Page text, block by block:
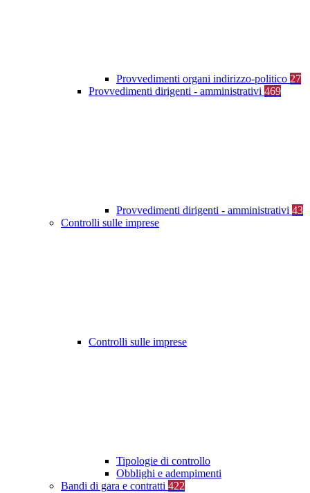
Provvedimenti organi indirizzo-politico 27
Provvedimenti dirigenti - amministrativi 469
Provvedimenti dirigenti - amministrativi 43
Controlli sulle imprese
Controlli sulle imprese
Tipologie di controllo
Obblighi e adempimenti
Bandi di gara e contratti 422